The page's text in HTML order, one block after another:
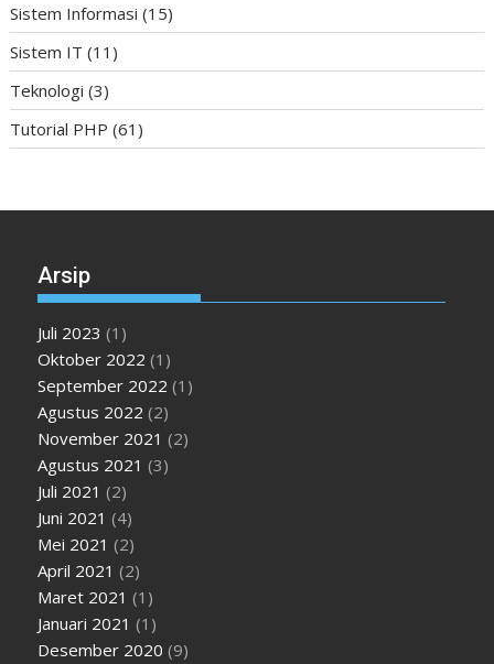
Sistem Informasi (15)
Sistem IT (11)
Teknologi (3)
Tutorial PHP (61)
Arsip
Juli 2023 (1)
Oktober 2022 (1)
September 2022 (1)
Agustus 2022 (2)
November 2021 (2)
Agustus 2021 (3)
Juli 2021 (2)
Juni 2021 (4)
Mei 2021 (2)
April 2021 (2)
Maret 2021 (1)
Januari 2021 (1)
Desember 2020 (9)